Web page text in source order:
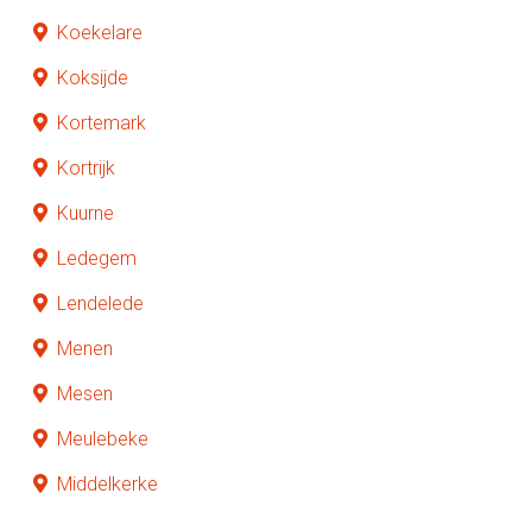
Koekelare
Koksijde
Kortemark
Kortrijk
Kuurne
Ledegem
Lendelede
Menen
Mesen
Meulebeke
Middelkerke